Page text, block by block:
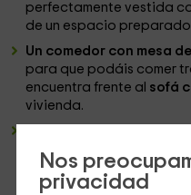
Nos
privacidad
perfectamente vestida
de un espacio
Un comedor con mesa
para que podáis comer
encuentra frente al sofá
vivienda.
disfrutar de los
tenemos, que te están
cocinar como lo harías en